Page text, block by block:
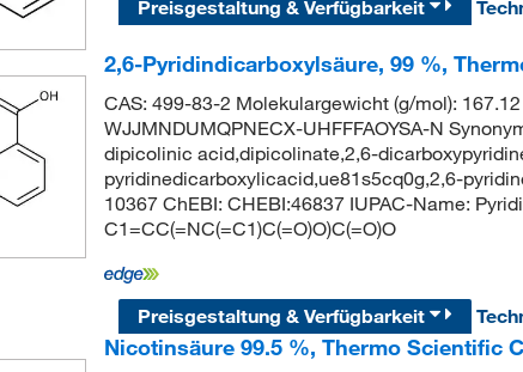
Preisgestaltung & Verfügbarkeit
2,6-Pyridindicarboxylsäure, 99 %,
CAS: 499-83-2 Molekulargewicht (g/mol):
WJJMNDUMQPNECX-UHFFFAOYSA-N
dipicolinic acid,dipicolinate,2,6-
pyridinedicarboxylicacid,ue81s5cq0g,2,6-
10367 ChEBI: CHEBI:46837 IUPAC-Name:
C1=CC(=NC(=C1)C(=O)O)C(=O)O
Preisgestaltung & Verfügbarkeit
Nicotinsäure 99.5 %, Thermo Scientific